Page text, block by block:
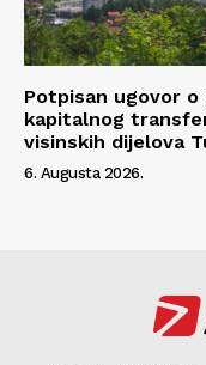
Potpisan ugovor o
kapitalnog
visinskih dijelova
6. Augusta 2026.